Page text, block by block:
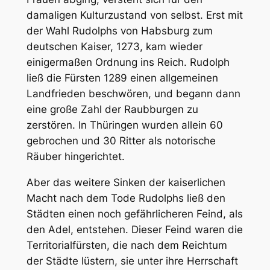
damaligen Kulturzustand von selbst. Erst mit
der Wahl Rudolphs von Habsburg zum
deutschen Kaiser, 1273, kam wieder
einigermaßen Ordnung ins Reich. Rudolph
ließ die Fürsten 1289 einen allgemeinen
Landfrieden beschwören, und begann dann
eine große Zahl der Raubburgen zu
zerstören. In Thüringen wurden allein 60
gebrochen und 30 Ritter als notorische
Räuber hingerichtet.
Aber das weitere Sinken der kaiserlichen
Macht nach dem Tode Rudolphs ließ den
Städten einen noch gefährlicheren Feind, als
den Adel, entstehen. Dieser Feind waren die
Territorialfürsten, die nach dem Reichtum
der Städte lüstern, sie unter ihre Herrschaft